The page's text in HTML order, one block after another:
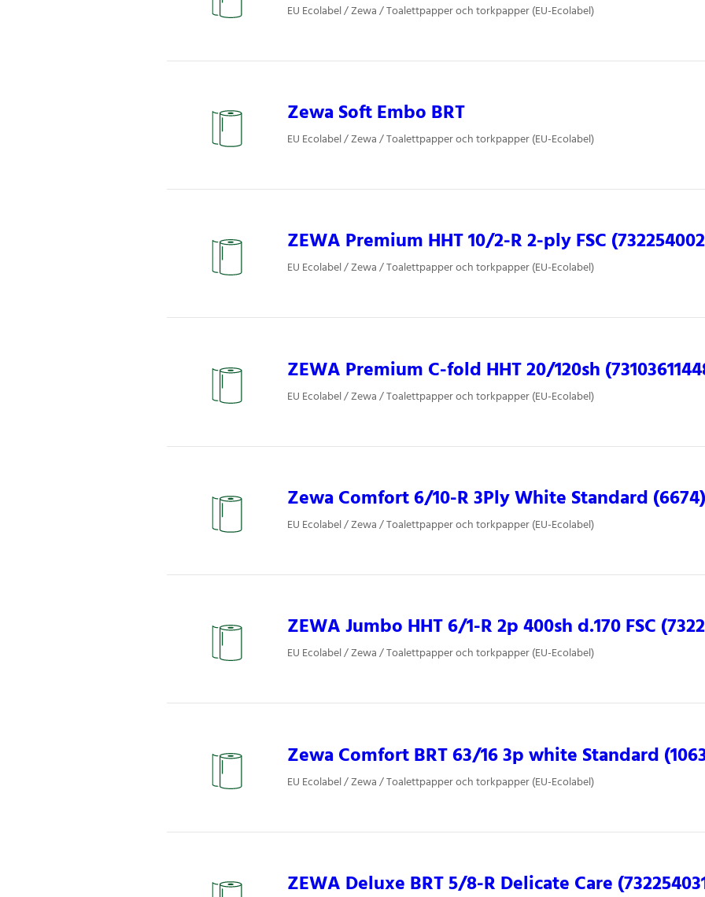
EU Ecolabel / Zewa / Toalettpapper och torkpapper (EU-Ecolabel)
Zewa Soft Embo BRT
EU Ecolabel / Zewa / Toalettpapper och torkpapper (EU-Ecolabel)
ZEWA Premium HHT 10/2-R 2-ply FSC
EU Ecolabel / Zewa / Toalettpapper och torkpapper (EU-Ecolabel)
ZEWA Premium C-fold HHT 20/120sh
EU Ecolabel / Zewa / Toalettpapper och torkpapper (EU-Ecolabel)
Zewa Comfort 6/10-R 3Ply White Standard (6674)
EU Ecolabel / Zewa / Toalettpapper och torkpapper (EU-Ecolabel)
ZEWA Jumbo HHT 6/1-R 2p 400sh d.170 FSC
EU Ecolabel / Zewa / Toalettpapper och torkpapper (EU-Ecolabel)
Zewa Comfort BRT 63/16 3p white Standard
EU Ecolabel / Zewa / Toalettpapper och torkpapper (EU-Ecolabel)
ZEWA Deluxe BRT 5/8-R Delicate Care